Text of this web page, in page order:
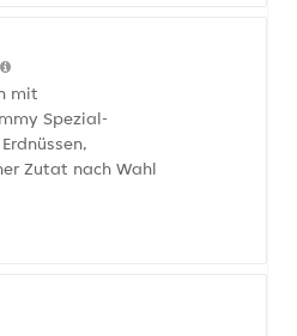
mit
Spezial-
Zutat nach Wahl